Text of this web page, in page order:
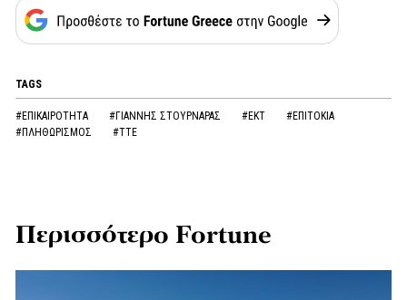
TAGS
#ΕΠΙΚΑΙΡΟΤΗΤΑ #ΓΙΑΝΝΗΣ ΣΤΟΥΡΝΑΡΑΣ #ΕΚΤ
#ΕΠΙΤΟΚΙΑ
#ΠΛΗΘΩΡΙΣΜΟΣ
#ΤΤΕ
Περισσότερο Fortune